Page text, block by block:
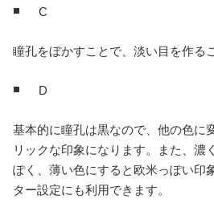
C
瞳孔をぼかすことで、淡い目を作る
D
基本的に瞳孔は黒なので、他の色に
リックな印象になります。また、濃
ぽく、薄い色にすると欧米っぽい印
ター設定にも利用できます。